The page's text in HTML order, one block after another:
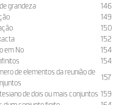
grandeza
146
149
150
152
em No
154
154
de elementos da reunião de
157
de dois ou mais conjuntos 159